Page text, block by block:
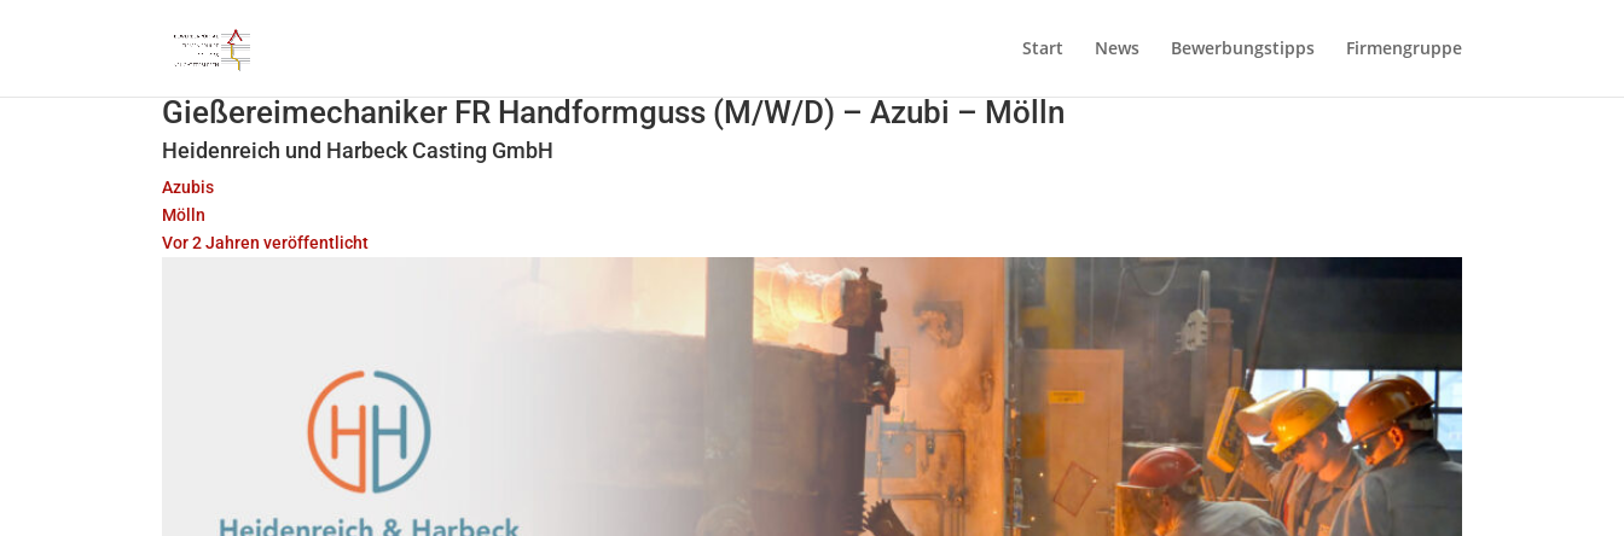
Start News Bewerbungstipps Firmengruppe
Gießereimechaniker FR Handformguss (M/W/D) – Azubi – Mölln
Heidenreich und Harbeck Casting GmbH
Azubis
Mölln
Vor 2 Jahren veröffentlicht